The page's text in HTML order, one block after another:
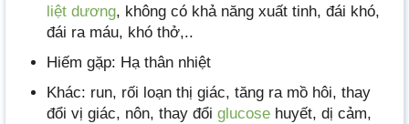
liệt dương, không có khả năng xuất tinh, đái khó,
đái ra máu, khó thở,..
Hiếm gặp: Hạ thân nhiệt
Khác: run, rối loạn thị giác, tăng ra mồ hôi, thay
đổi vị giác, nôn, thay đổi glucose huyết, dị cảm,